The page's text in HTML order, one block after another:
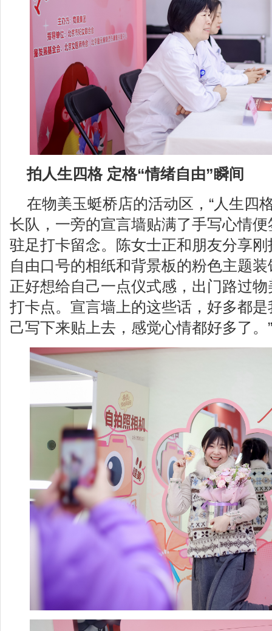
拍人生四格 定格“情绪自由”瞬间
在物美玉蜓桥店的活动区，“人生四
长队，一旁的宣言墙贴满了手写心情
驻足打卡留念。陈女士正和朋友分享
自由口号的相纸和背景板的粉色主题装
正好想给自己一点仪式感，出门路过
打卡点。宣言墙上的这些话，好多都
己写下来贴上去，感觉心情都好多了。”